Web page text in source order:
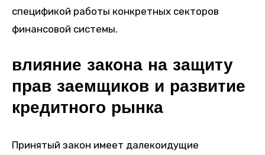
спецификой работы конкретных секторов
финансовой системы.
влияние закона на защиту
прав заемщиков и развитие
кредитного рынка
Принятый закон имеет далекоидущие